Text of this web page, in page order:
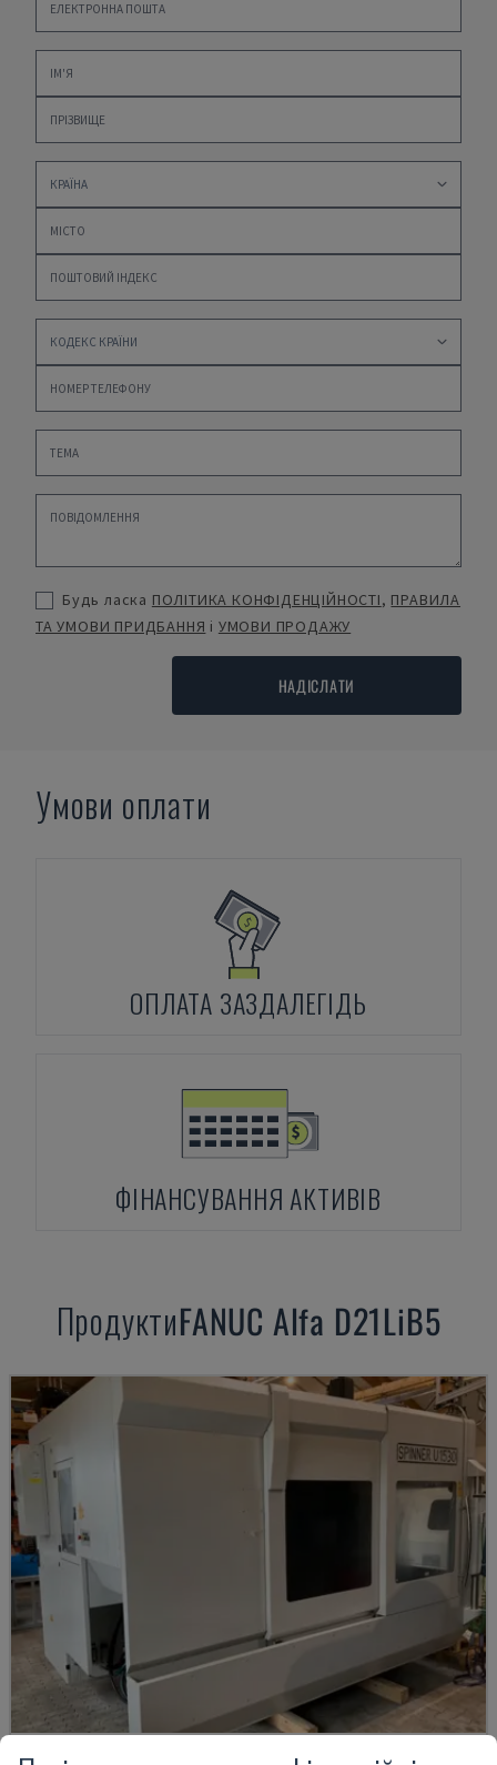
Будь ласка ПОЛІТИКА КОНФІДЕНЦІЙНОСТІ, ПРАВИЛА
ТА УМОВИ ПРИДБАННЯ і УМОВИ ПРОДАЖУ
НАДІСЛАТИ
Умови оплати
ОПЛАТА ЗАЗДАЛЕГІДЬ
ФІНАНСУВАННЯ АКТИВІВ
ПродуктиFANUC Alfa D21LiB5